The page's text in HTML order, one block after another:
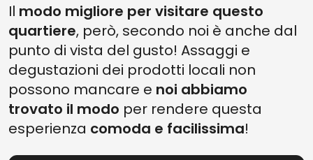
Il modo migliore per visitare questo
quartiere, però, secondo noi è anche dal
punto di vista del gusto! Assaggi e
degustazioni dei prodotti locali non
possono mancare e noi abbiamo
trovato il modo per rendere questa
esperienza comoda e facilissima!